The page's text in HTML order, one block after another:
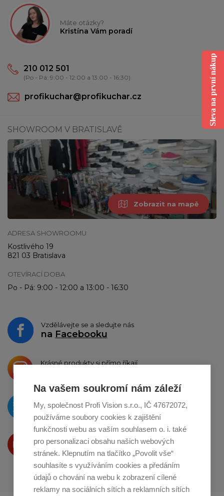
Na vašem soukromí nám záleží
My, společnost Profi Vision s.r.o., IČ 47672072,
používáme soubory cookies k zajištění
funkčnosti webu as vaším souhlasem o. i. také
pro personalizaci obsahu našich webových
stránek. Klepnutím na tlačítko „Povolit vše“
souhlasíte s využíváním cookies a předáním
údajů o chování na webu k zobrazení cílené
reklamy na sociálních sítích a reklamních sítích
Máte otázky?
Kristína Vám poradí
210 012 501
(Po - Pá: 9:00 - 12:00 a 13:00 - 16:30)
profikuchar@profikuchar.cz
SHOWROOM V BRATISLAVĚ
Zobrazit na mapě
ADRESA SHOWROOMU
Kostlivého 19
821 03 Bratislava
OTEVÍRACÍ DOBA
Po - Pá: 9:00 - 12:00 a 13:00 - 16:30
Vzdělávejte se a sledujte nás
na Facebooku
Krásné produkty si přímo říkají
O novinkách píšeme
naTwitteru
Produkty Vám představujeme
na Youtube
Sleva na první nákup